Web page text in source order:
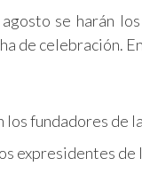
se harán
de celebración.
los fundadores de
expresidentes de